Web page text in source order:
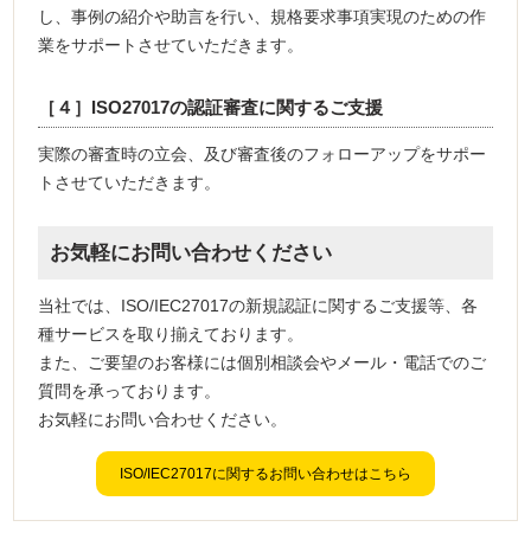
し、事例の紹介や助言を行い、規格要求事項実現のための作
業をサポートさせていただきます。
［４］ISO27017の認証審査に関するご支援
実際の審査時の立会、及び審査後のフォローアップをサポー
トさせていただきます。
お気軽にお問い合わせください
当社では、ISO/IEC27017の新規認証に関するご支援等、各
種サービスを取り揃えております。
また、ご要望のお客様には個別相談会やメール・電話でのご
質問を承っております。
お気軽にお問い合わせください。
ISO/IEC27017に関するお問い合わせはこちら